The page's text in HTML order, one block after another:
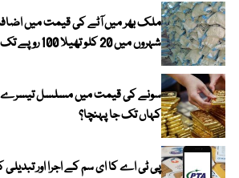
ملک بھر میں آٹے کی قیمت میں
شہروں میں 20 کلو تھیلا 100 روپے تک مہنگا
سونے کی قیمت میں مسلسل تیسرے روز
کہاں تک جا پہنچا؟
پی ٹی اے کا ای سم کے اجرا اور